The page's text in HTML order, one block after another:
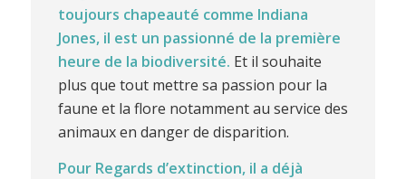
toujours chapeauté comme Indiana
Jones, il est un passionné de la première
heure de la biodiversité. Et il souhaite
plus que tout mettre sa passion pour la
faune et la flore notamment au service des
animaux en danger de disparition.
Pour Regards d’extinction, il a déjà